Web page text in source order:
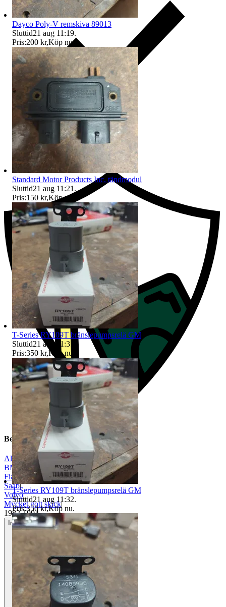
Ersättning om du inte får din vara
Beskrivning
Alfa Romeo
BMW |
Fiat|
Saab|
Volvo|
Mycket gott skick|
1982-1994
Inga eller minimala tecken på användning
Dayco Poly-V remskiva 89013
Sluttid21 aug 11:19.
Pris:200 kr,Köp nu.
Standard Motor Products Inc. tändmodul
Sluttid21 aug 11:21 .
Pris:150 kr,Köp nu
T-Series RY109T bränslepumpsrelä GM
Sluttid21 aug 11:31
Pris:350 kr,Köp nu
T-Series RY109T bränslepumpsrelä GM
Sluttid21 aug 11:32.
Pris:350 kr,Köp nu.